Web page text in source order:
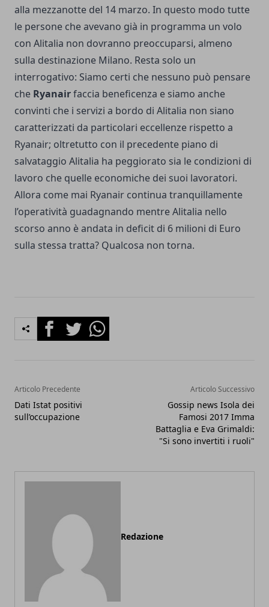
alla mezzanotte del 14 marzo. In questo modo tutte
le persone che avevano già in programma un volo
con Alitalia non dovranno preoccuparsi, almeno
sulla destinazione Milano. Resta solo un
interrogativo: Siamo certi che nessuno può pensare
che Ryanairfaccia beneficenza e siamo anche
convinti che i servizi a bordo di Alitalia non siano
caratterizzati da particolari eccellenze rispetto a
Ryanair; oltretutto con il precedente piano di
salvataggio Alitalia ha peggiorato sia le condizioni di
lavoro che quelle economiche dei suoi lavoratori.
Allora come mai Ryanair continua tranquillamente
l’operatività guadagnando mentre Alitalia nello
scorso anno è andata in deficit di 6 milioni di Euro
sulla stessa tratta? Qualcosa non torna.
FacebookTwitterWhatsapp
Articolo Precedente
Dati Istat positivi
sull’occupazione
Articolo Successivo
Gossip news Isola dei
Famosi 2017 Imma
Battaglia e Eva Grimaldi:
"Si sono invertiti i ruoli"
Redazione